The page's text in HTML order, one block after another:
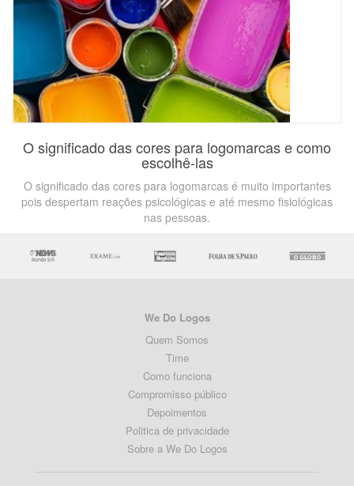
O significado das cores para logomarcas e como
escolhê-las
O significado das cores para logomarcas é muito importantes
pois despertam reações psicológicas e até mesmo fisiológicas
nas pessoas.
We Do Logos
Quem Somos
Time
Como funciona
Compromisso público
Depoimentos
Politica de privacidade
Sobre a We Do Logos